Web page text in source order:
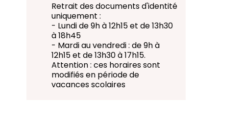
Retrait des documents d'identité
uniquement :
- Lundi de 9h à 12h15 et de 13h30
à 18h45
- Mardi au vendredi : de 9h à
12h15 et de 13h30 à 17h15.
Attention : ces horaires sont
modifiés en période de
vacances scolaires